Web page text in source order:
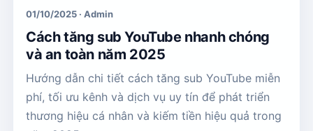
01/10/2025 · Admin
Cách tăng sub YouTube nhanh chóng
và an toàn năm 2025
Hướng dẫn chi tiết cách tăng sub YouTube miễn
phí, tối ưu kênh và dịch vụ uy tín để phát triển
thương hiệu cá nhân và kiếm tiền hiệu quả trong